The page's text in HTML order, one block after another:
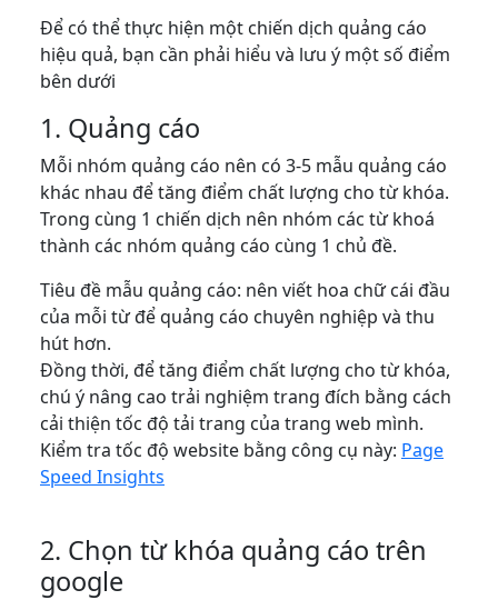
Để có thể thực hiện một chiến dịch quảng cáo
hiệu quả, bạn cần phải hiểu và lưu ý một số điểm
bên dưới
1. Quảng cáo
Mỗi nhóm quảng cáo nên có 3-5 mẫu quảng cáo
khác nhau để tăng điểm chất lượng cho từ khóa.
Trong cùng 1 chiến dịch nên nhóm các từ khoá
thành các nhóm quảng cáo cùng 1 chủ đề.
Tiêu đề mẫu quảng cáo: nên viết hoa chữ cái đầu
của mỗi từ để quảng cáo chuyên nghiệp và thu
hút hơn.
Đồng thời, để tăng điểm chất lượng cho từ khóa,
chú ý nâng cao trải nghiệm trang đích bằng cách
cải thiện tốc độ tải trang của trang web mình.
Kiểm tra tốc độ website bằng công cụ này: Page
Speed Insights
2. Chọn từ khóa quảng cáo trên
google